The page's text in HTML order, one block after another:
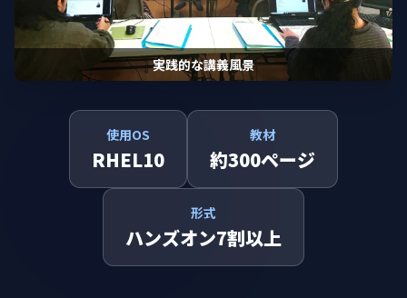
実践的な講義風景
使用OS
RHEL10
教材
約300ページ
形式
ハンズオン7割以上